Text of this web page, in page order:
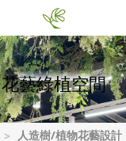
花藝綠植空間
人造樹/植物花藝設計